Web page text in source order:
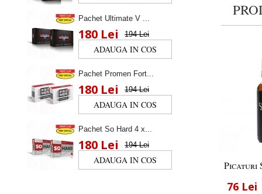
Picaturi
76 Lei
Pachet Ultimate V ...
180 Lei 194 Lei
Pachet Promen Fort...
180 Lei 194 Lei
Pachet So Hard 4 x...
180 Lei 194 Lei